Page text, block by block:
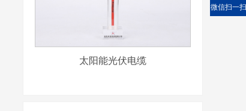
太阳能光伏电缆
微信扫一扫